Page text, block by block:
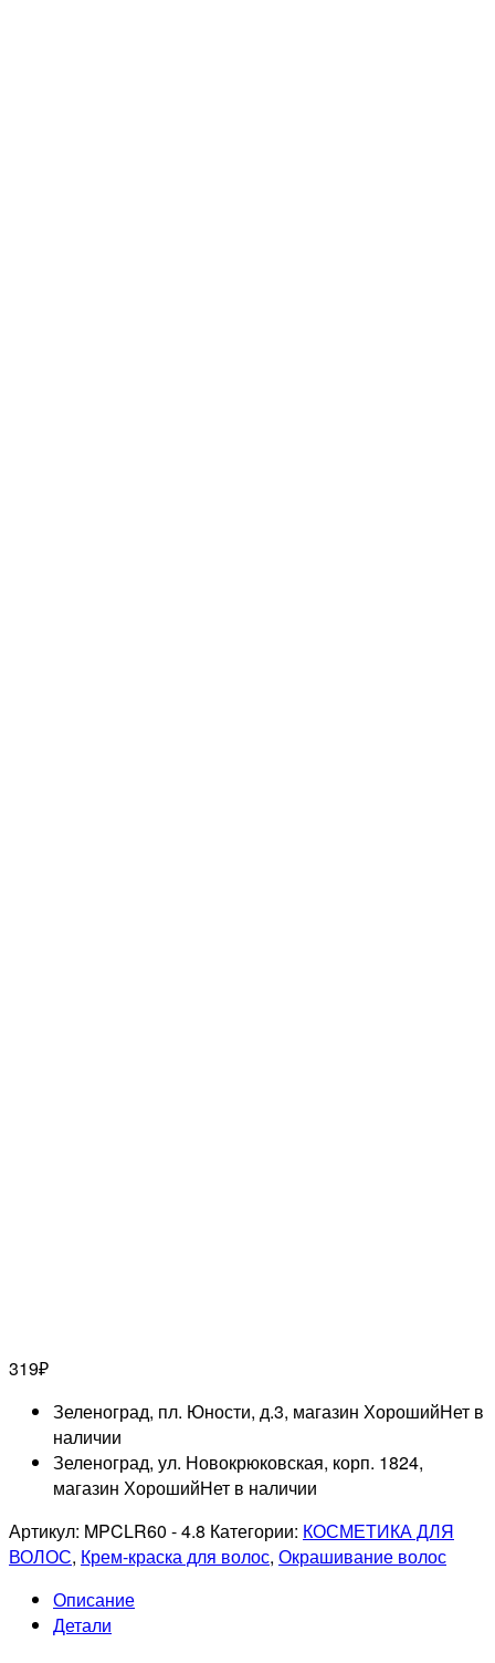
319₽
Зеленоград, пл. Юности, д.3, магазин ХорошийНет в
наличии
Зеленоград, ул. Новокрюковская, корп. 1824,
магазин ХорошийНет в наличии
Артикул: MPCLR60 - 4.8 Категории: КОСМЕТИКА ДЛЯ
ВОЛОС, Крем-краска для волос, Окрашивание волос
Описание
Детали